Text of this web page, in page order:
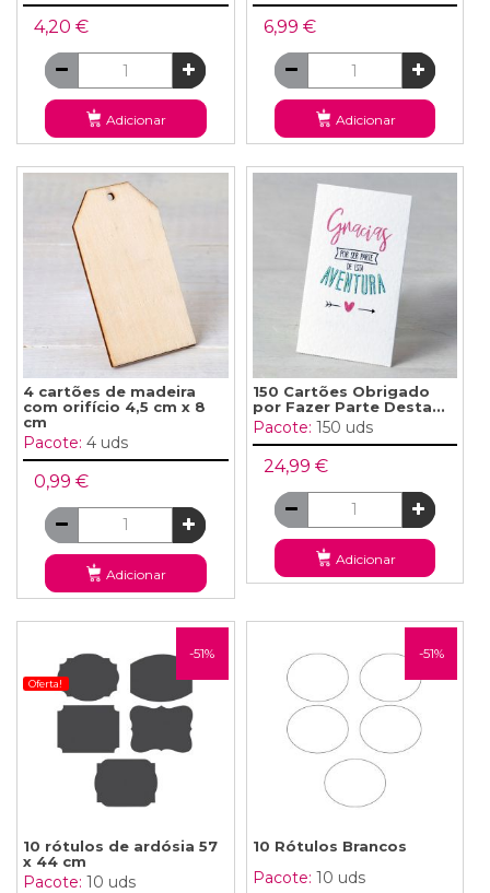
4,20 €
Adicionar
6,99 €
Adicionar
4 cartões de madeira
com orifício 4,5 cm x 8
cm
Pacote: 4 uds
0,99 €
Adicionar
150 Cartões Obrigado
por Fazer Parte Desta...
Pacote: 150 uds
24,99 €
Adicionar
-51%
Oferta!
10 rótulos de ardósia 57
x 44 cm
Pacote: 10 uds
-51%
10 Rótulos Brancos
Pacote: 10 uds